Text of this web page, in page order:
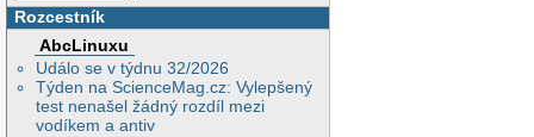
Rozcestník
AbcLinuxu
Událo se v týdnu 32/2026
Týden na ScienceMag.cz: Vylepšený
test nenašel žádný rozdíl mezi
vodíkem a antiv